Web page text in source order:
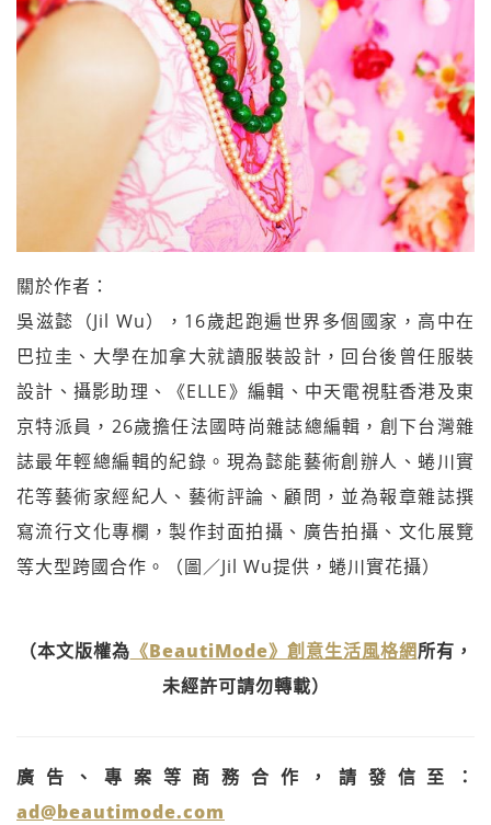
關於作者：
吳滋懿（Jil Wu），16歲起跑遍世界多個國家，高中在
巴拉圭、大學在加拿大就讀服裝設計，回台後曾任服裝
設計、攝影助理、《ELLE》編輯、中天電視駐香港及東
京特派員，26歲擔任法國時尚雜誌總編輯，創下台灣雜
誌最年輕總編輯的紀錄。現為懿能藝術創辦人、蜷川實
花等藝術家經紀人、藝術評論、顧問，並為報章雜誌撰
寫流行文化專欄，製作封面拍攝、廣告拍攝、文化展覽
等大型跨國合作。（圖／Jil Wu提供，蜷川實花攝）
（本文版權為 《BeautiMode》創意生活風格網所有，
未經許可請勿轉載）
廣告、專案等商務合作，請發信至：
ad@beautimode.com